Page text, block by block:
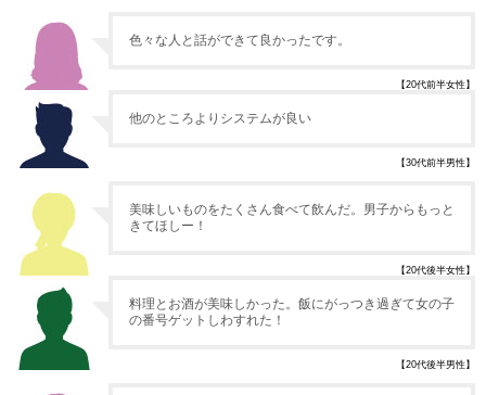
色々な人と話ができて良かったです。
【20代前半女性】
他のところよりシステムが良い
【30代前半男性】
美味しいものをたくさん食べて飲んだ。男子からもっと
きてほしー！
【20代後半女性】
料理とお酒が美味しかった。飯にがっつき過ぎて女の子
の番号ゲットしわすれた！
【20代後半男性】